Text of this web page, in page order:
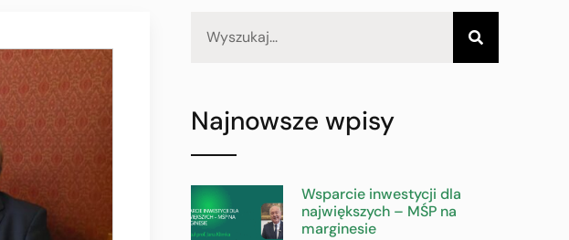
Najnowsze wpisy
Wsparcie inwestycji dla
największych – MŚP na
marginesie